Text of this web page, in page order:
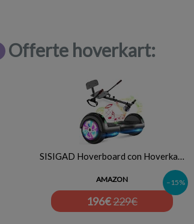
Offerte hoverkart:
SISIGAD Hoverboard con Hoverka…
AMAZON
196€229€
–15%